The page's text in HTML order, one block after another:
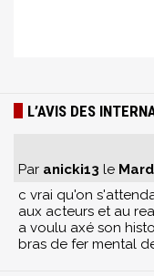
L’AVIS DES
Par anicki13 le
c vrai qu'on
aux acteurs et au
a voulu axé son
bras de fer mental